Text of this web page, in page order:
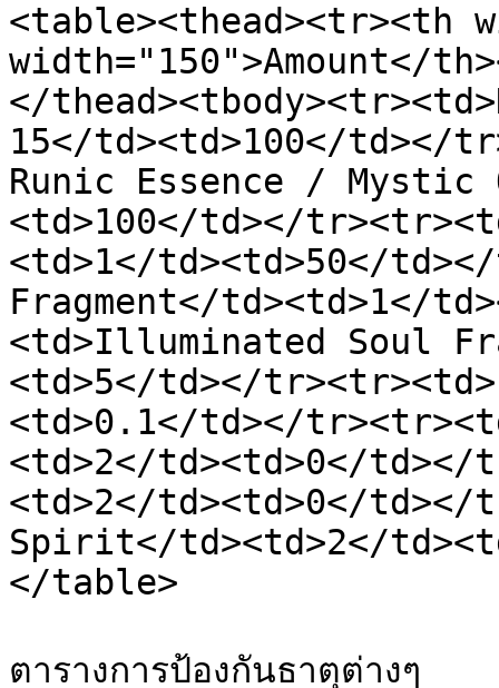
<table><thead><tr><th
width="150">Amount</
</
15</td><td>100</td></
Runic Essence /
<td>100</td></
<td>1</td><td>50</
Fragment</td><td>1</
<td>Illuminated Soul
<td>5</td></
<td>0.1</td></
<td>2</td><td>0</td></
<td>2</td><td>0</
Spirit</td><td>2</
</table>
ตารางการป้องกันธาตุต่างๆ